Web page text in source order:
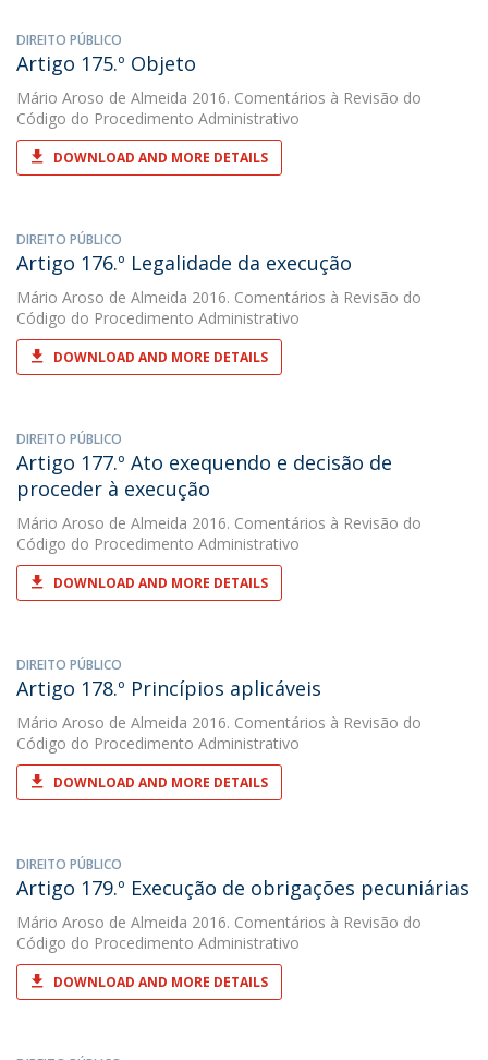
DIREITO PÚBLICO
Artigo 175.º Objeto
Mário Aroso de Almeida 2016. Comentários à Revisão do
Código do Procedimento Administrativo
DOWNLOAD AND MORE DETAILS
DIREITO PÚBLICO
Artigo 176.º Legalidade da execução
Mário Aroso de Almeida 2016. Comentários à Revisão do
Código do Procedimento Administrativo
DOWNLOAD AND MORE DETAILS
DIREITO PÚBLICO
Artigo 177.º Ato exequendo e decisão de
proceder à execução
Mário Aroso de Almeida 2016. Comentários à Revisão do
Código do Procedimento Administrativo
DOWNLOAD AND MORE DETAILS
DIREITO PÚBLICO
Artigo 178.º Princípios aplicáveis
Mário Aroso de Almeida 2016. Comentários à Revisão do
Código do Procedimento Administrativo
DOWNLOAD AND MORE DETAILS
DIREITO PÚBLICO
Artigo 179.º Execução de obrigações pecuniárias
Mário Aroso de Almeida 2016. Comentários à Revisão do
Código do Procedimento Administrativo
DOWNLOAD AND MORE DETAILS